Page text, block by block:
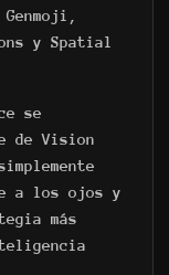
y Spatial
se
de Vision
a los ojos y
más